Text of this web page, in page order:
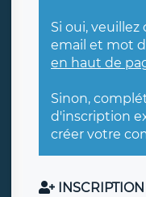
Si oui,
email et mot
en haut de
Sinon,
d'inscription
créer votre